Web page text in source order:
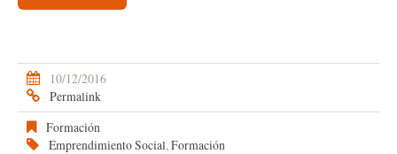
10/12/2016
Permalink
Formación
Emprendimiento Social, Formación